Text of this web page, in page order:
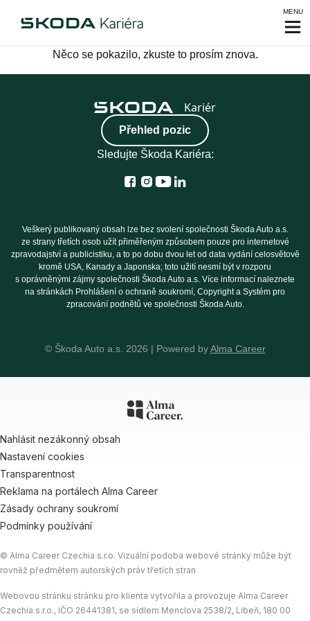
MENU
Něco se pokazilo, zkuste to prosím znova.
Přehled pozic
Sledujte Škoda Kariéra:
Veškerý publikovaný obsah lze bez svolení společnosti Škoda Auto a.s.
ze strany třetích osob užít přiměřeným způsobem pouze pro internetové
zpravodajství a publicistiku, a to po dobu dvou let od data vydání celosvětově
kromě USA, Kanady a Japonska; toto užití nesmí být v rozporu
s oprávněnými zájmy společnosti Škoda Auto a.s. Více informací naleznete
na stránkách Prohlášení o ochraně soukromí, Copyright a Systém pro
zpracování podnětů ve společnosti Škoda Auto.
© Škoda Auto a.s. 2026 | Powered byAlma Career
Nahlásit nezákonný obsah
Nastavení cookies
Transparentnost
Reklama na portálech Alma Career
Zásady ochrany soukromí
Podmínky používání
© Alma Career Czechia s.r.o. Vizuální podoba webové stránky může být
rovněž předmětem autorských práv třetích stran
Webovou stránku stránku pro klienta vytvořila a provozuje Alma Career
Czechia s.r.o., IČO 26441381, se sídlem Menclova 2538/2, Libeň, 180 00